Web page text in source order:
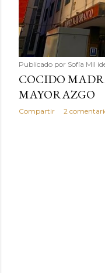
Publicado por Sofía Mil
COCIDO
MAYORAZGO
Compartir 2